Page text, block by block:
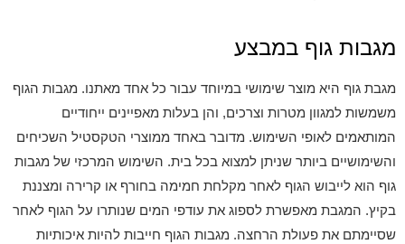
מגבות גוף במבצע
מגבת גוף היא מוצר שימושי במיוחד עבור כל אחד מאתנו. מגבות הגוף
משמשות למגוון מטרות וצרכים, והן בעלות מאפיינים ייחודיים
המותאמים לאופי השימוש. מדובר באחד ממוצרי הטקסטיל השכיחים
והשימושיים ביותר שניתן למצוא בכל בית. השימוש המרכזי של מגבות
גוף הוא לייבוש הגוף לאחר מקלחת חמימה בחורף או קרירה ומצננת
בקיץ. המגבת מאפשרת לספוג את עודפי המים שנותרו על הגוף לאחר
שסיימתם את פעולת הרחצה. מגבות הגוף חייבות להיות איכותיות